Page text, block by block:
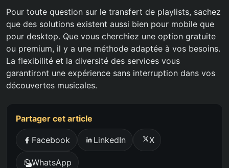
Pour toute question sur le transfert de playlists, sachez
que des solutions existent aussi bien pour mobile que
pour desktop. Que vous cherchiez une option gratuite
ou premium, il y a une méthode adaptée à vos besoins.
La flexibilité et la diversité des services vous
garantiront une expérience sans interruption dans vos
découvertes musicales.
Partager cet article
Facebook LinkedIn X
WhatsApp